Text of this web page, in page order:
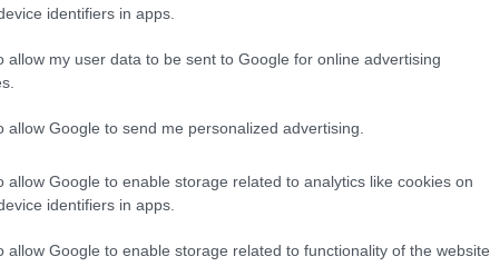
identifiers in apps.
allow my user data to be sent to Google for online advertising
allow Google to send me personalized advertising.
allow Google to enable storage related to analytics like cookies on
identifiers in apps.
allow Google to enable storage related to functionality of the website